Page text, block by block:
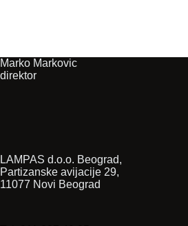
Marko Markovic
direktor
LAMPAS d.o.o. Beograd,
Partizanske avijacije 29,
11077 Novi Beograd